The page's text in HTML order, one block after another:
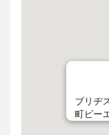
ブリヂ
町ビー